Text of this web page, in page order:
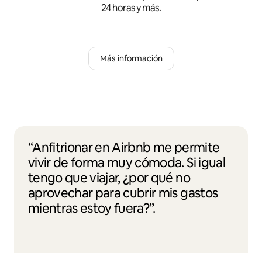
24 horas y más.
Más información
“Anfitrionar en Airbnb me permite
vivir de forma muy cómoda. Si igual
tengo que viajar, ¿por qué no
aprovechar para cubrir mis gastos
mientras estoy fuera?”.